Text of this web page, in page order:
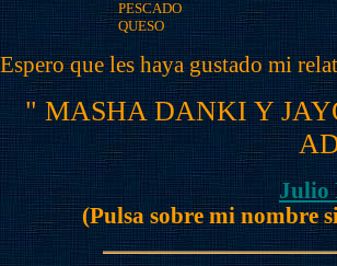
PESCADO
QUESO
Espero que les haya gustado mi
" MASHA DANKI Y
Julio
(Pulsa sobre mi nombre